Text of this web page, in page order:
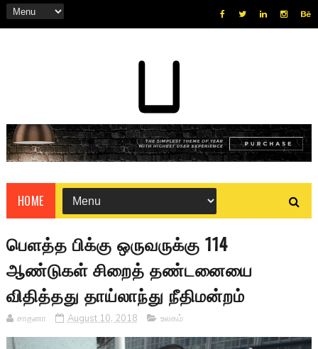
HOME
பௌத்த பிக்கு ஒருவருக்கு 114
ஆண்டுகள் சிறைத் தண்டனையை
விதித்தது தாய்லாந்து நீதிமன்றம்
சாதனா August 10, 2018 உலகம்